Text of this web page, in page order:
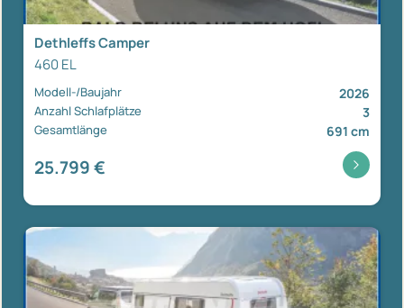
Dethleffs Camper
460 EL
Modell-/Baujahr 2026
Anzahl Schlafplätze 3
Gesamtlänge 691 cm
25.799 €